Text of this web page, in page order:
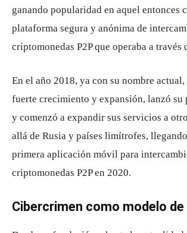
ganando popularidad en aquel entonces
plataforma segura y anónima de
criptomonedas P2P que operaba a través
En el año 2018, ya con su nombre
fuerte crecimiento y expansión, lanzó su
y comenzó a expandir sus servicios a
allá de Rusia y países limítrofes,
primera aplicación móvil para
criptomonedas P2P en 2020.
Cibercrimen como modelo